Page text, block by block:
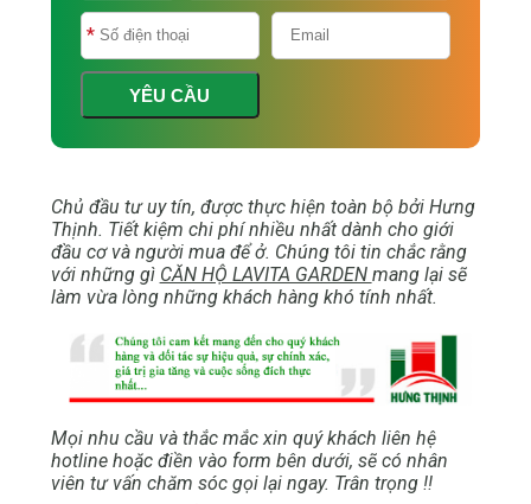
YÊU CẦU
Chủ đầu tư uy tín, được thực hiện toàn bộ bởi Hưng
Thịnh. Tiết kiệm chi phí nhiều nhất dành cho giới
đầu cơ và người mua để ở. Chúng tôi tin chắc rằng
với những gì CĂN HỘ LAVITA GARDEN mang lại sẽ
làm vừa lòng những khách hàng khó tính nhất.
Mọi nhu cầu và thắc mắc xin quý khách liên hệ
hotline hoặc điền vào form bên dưới, sẽ có nhân
viên tư vấn chăm sóc gọi lại ngay. Trân trọng !!